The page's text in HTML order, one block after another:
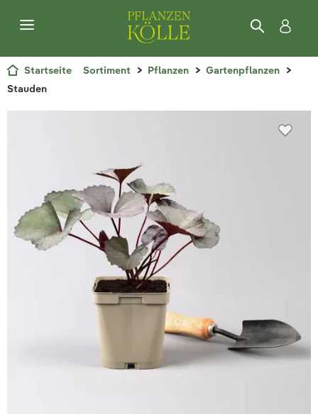
Startseite Sortiment Pflanzen
Gartenpflanzen
Stauden